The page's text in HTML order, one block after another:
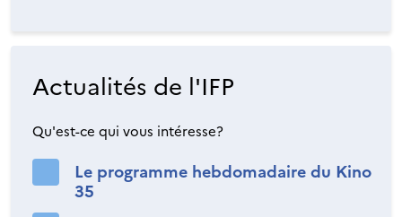
Actualités de l'IFP
Qu'est-ce qui vous intéresse?
Le programme hebdomadaire du Kino
35